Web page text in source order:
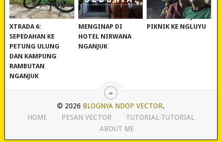
REVIEW POLYGON
XTRADA 6:
SEPEDAHAN KE
PETUNG ULUNG
DAN KAMPUNG
RAMBUTAN
NGANJUK
MURAH BANGET!
MENGINAP DI
HOTEL NIRWANA
NGANJUK
WISATA NGANJUK:
PIKNIK KE NGLUYU
© 2026 BLOGNYA NDOP VECTOR.
HOME
PESAN VECTOR
TUTORIAL-TUTORIAL
ABOUT ME